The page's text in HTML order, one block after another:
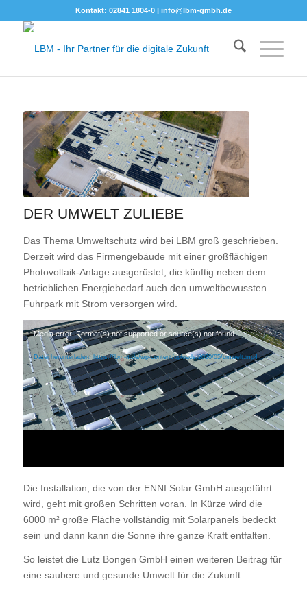
Kontakt: 02841 1804-0 | info@lbm-gmbh.de
DER UMWELT ZULIEBE
Das Thema Umweltschutz wird bei LBM groß geschrieben.
Derzeit wird das Firmengebäude mit einer großflächigen
Photovoltaik-Anlage ausgerüstet, die künftig neben dem
betrieblichen Energiebedarf auch den umweltbewussten
Fuhrpark mit Strom versorgen wird.
Media error: Format(s) not supported or source(s) not found
Datei herunterladen: https://lbm-it.de/wp-content/uploads/2020/05/umwelt.mp4
Die Installation, die von der ENNI Solar GmbH ausgeführt
wird, geht mit großen Schritten voran. In Kürze wird die
6000 m² große Fläche vollständig mit Solarpanels bedeckt
sein und dann kann die Sonne ihre ganze Kraft entfalten.
So leistet die Lutz Bongen GmbH einen weiteren Beitrag für
eine saubere und gesunde Umwelt für die Zukunft.